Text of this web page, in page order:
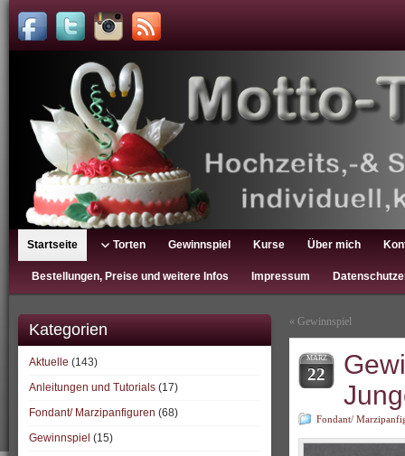
Startseite Torten Gewinnspiel Kurse Über mich
Bestellungen, Preise und weitere Infos Impressum
Kategorien
Aktuelle (143)
Anleitungen und Tutorials (17)
Fondant/ Marzipanfiguren (68)
Gewinnspiel (15)
« Gewinnspiel
MÄRZ
22
Fondant/